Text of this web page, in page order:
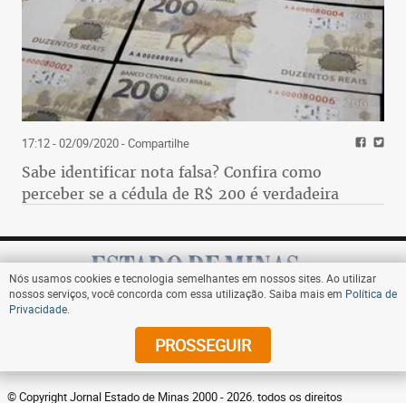
17:12 - 02/09/2020- Compartilhe
Sabe identificar nota falsa? Confira como
perceber se a cédula de R$ 200 é verdadeira
Assine
© Copyright Jornal Estado de Minas 2000 - 2026. todos os direitos
Nós usamos cookies e tecnologia semelhantes em nossos sites. Ao utilizar
nossos serviços, você concorda com essa utilização. Saiba mais em Política de
Privacidade
PROSSEGUIR